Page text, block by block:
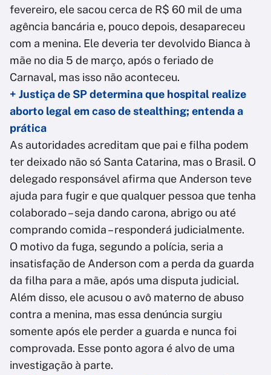
fevereiro, ele sacou cerca de R$ 60 mil de uma
agência bancária e, pouco depois, desapareceu
com a menina. Ele deveria ter devolvido Bianca à
mãe no dia 5 de março, após o feriado de
Carnaval, mas isso não aconteceu.
+ Justiça de SP determina que hospital realize
aborto legal em caso de stealthing; entenda a
prática
As autoridades acreditam que pai e filha podem
ter deixado não só Santa Catarina, mas o Brasil. O
delegado responsável afirma que Anderson teve
ajuda para fugir e que qualquer pessoa que tenha
colaborado – seja dando carona, abrigo ou até
comprando comida – responderá judicialmente.
O motivo da fuga, segundo a polícia, seria a
insatisfação de Anderson com a perda da guarda
da filha para a mãe, após uma disputa judicial.
Além disso, ele acusou o avô materno de abuso
contra a menina, mas essa denúncia surgiu
somente após ele perder a guarda e nunca foi
comprovada. Esse ponto agora é alvo de uma
investigação à parte.